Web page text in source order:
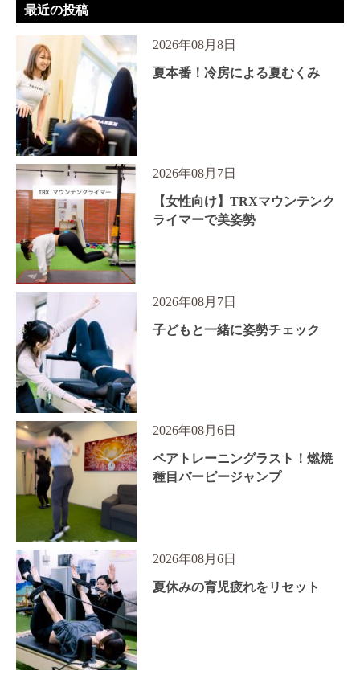
最近の投稿
2026年08月8日
夏本番！冷房による夏むくみ
2026年08月7日
【女性向け】TRXマウンテンク
ライマーで美姿勢
2026年08月7日
子どもと一緒に姿勢チェック
2026年08月6日
ペアトレーニングラスト！燃焼
種目バーピージャンプ
2026年08月6日
夏休みの育児疲れをリセット